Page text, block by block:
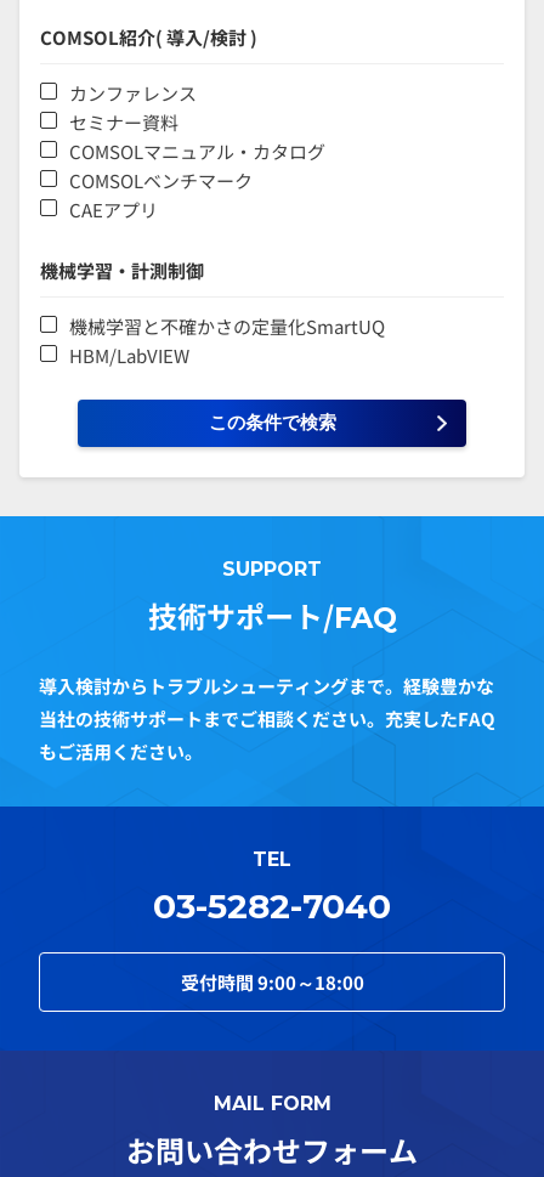
COMSOL紹介( 導入/検討 )
カンファレンス
セミナー資料
COMSOLマニュアル・カタログ
COMSOLベンチマーク
CAEアプリ
機械学習・計測制御
機械学習と不確かさの定量化SmartUQ
HBM/LabVIEW
SUPPORT
技術サポート/FAQ
導入検討からトラブルシューティングまで。経験豊かな
当社の技術サポートまでご相談ください。充実したFAQ
もご活用ください。
TEL
03-5282-7040
受付時間9:00～18:00
MAIL FORM
お問い合わせフォーム